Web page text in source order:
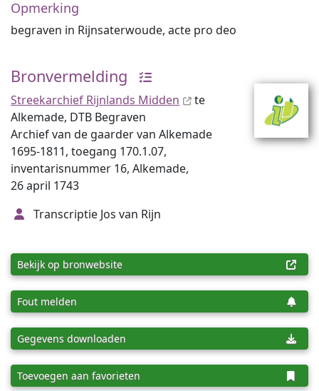
Opmerking
begraven in Rijnsaterwoude, acte pro deo
Bronvermelding
Streekarchief Rijnlands Midden
te
Alkemade, DTB Begraven
Archief van de gaarder van Alkemade
1695-1811, toegang 170.1.07,
inventarisnummer 16, Alkemade,
26 april 1743
Transcriptie Jos van Rijn
Bekijk op bronwebsite
Fout melden
Gegevens downloaden
Toevoegen aan favorieten